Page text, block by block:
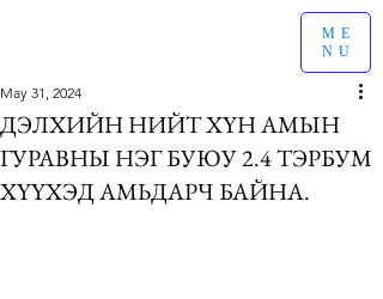
ME
NU
ДЭЛХИЙН НИЙТ ХҮН АМЫН
ГУРАВНЫ НЭГ БУЮУ 2.4 ТЭРБУМ
ХҮҮХЭД АМЬДАРЧ БАЙНА.
May 31, 2024